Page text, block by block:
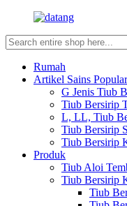
Rumah
Artikel Sains Popular
G Jenis Tiub
Tiub Bersirip
L, LL, Tiub
Tiub Bersirip
Tiub Bersirip
Produk
Tiub Aloi
Tiub Bersirip
Tiub